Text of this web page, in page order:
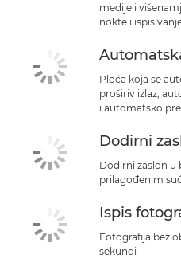
medije i
nokte i
Ploča koja se
proširiv izlaz,
i automatsko
Dodirni
Dodirni zaslon u
prilagođenim
Ispis
Fotografija bez
sekundi